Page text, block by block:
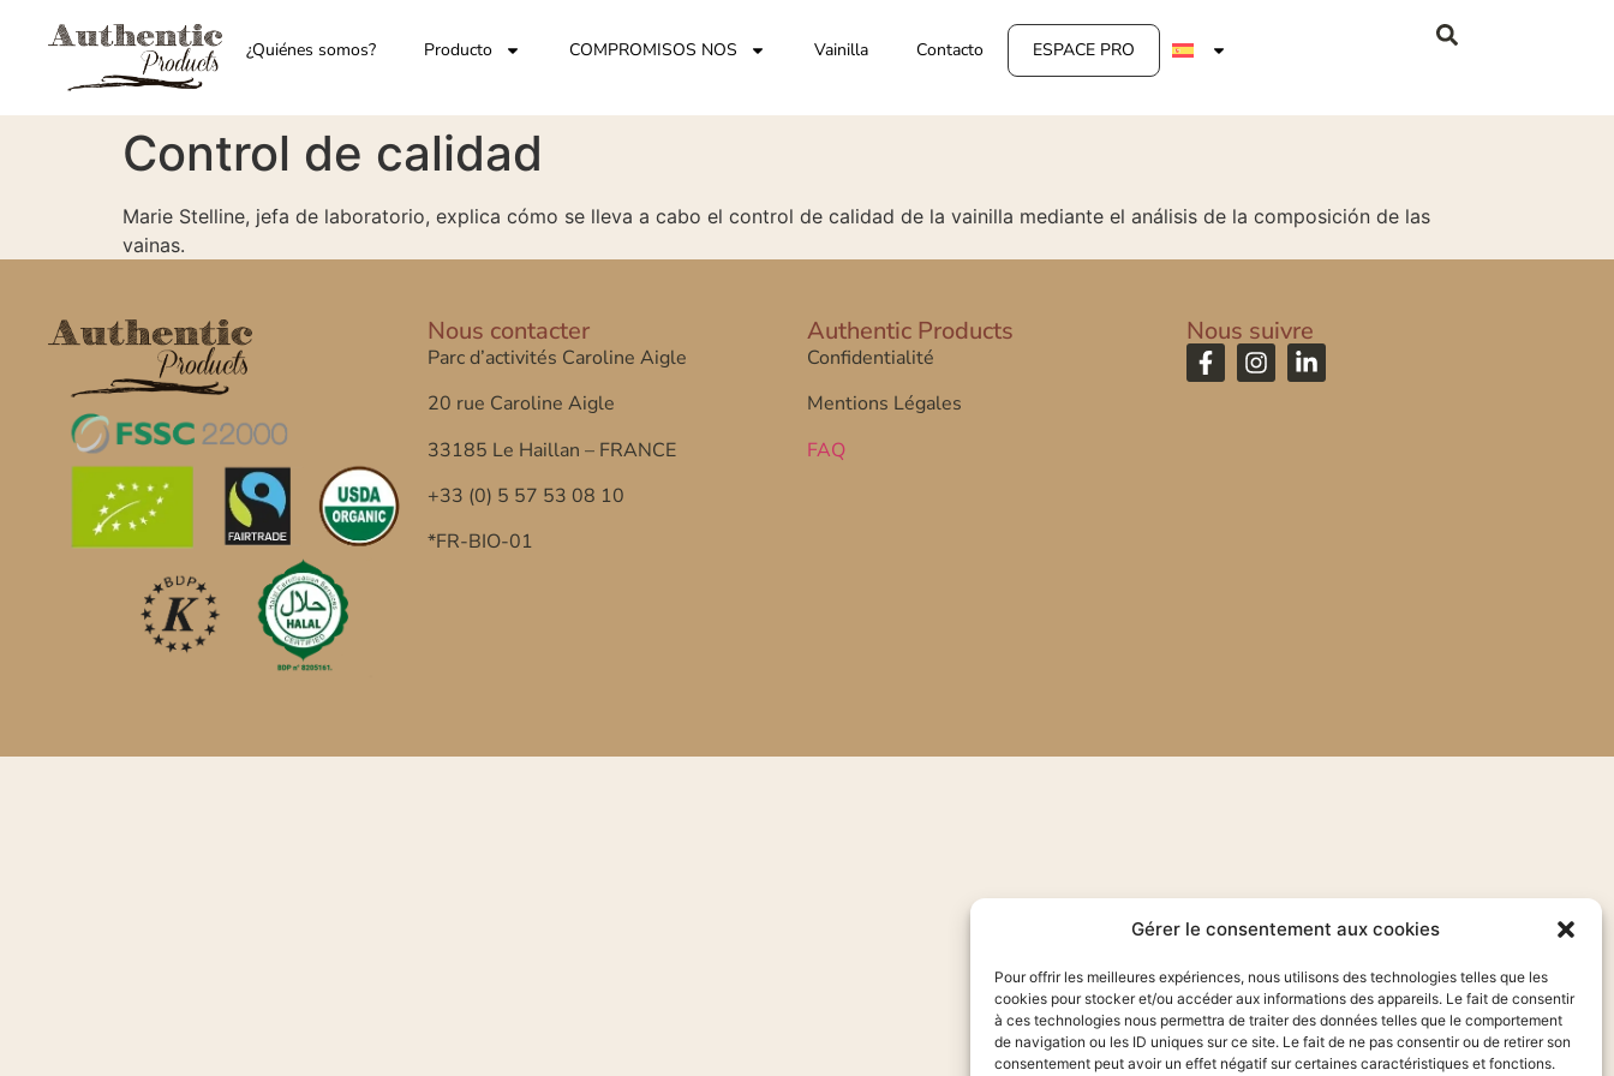
Gérer le consentement aux cookies
Pour offrir les meilleures expériences, nous utilisons des technologies telles que les
cookies pour stocker et/ou accéder aux informations des appareils. Le fait de consentir
à ces technologies nous permettra de traiter des données telles que le comportement
de navigation ou les ID uniques sur ce site. Le fait de ne pas consentir ou de retirer son
consentement peut avoir un effet négatif sur certaines caractéristiques et fonctions.
¿Quiénes somos? Producto COMPROMISOS NOS Vainilla Contacto ESPACE PRO
Control de calidad
Marie Stelline, jefa de laboratorio, explica cómo se lleva a cabo el control de calidad de la vainilla mediante el análisis de la composición de las
vainas.
Nous contacter
Parc d’activités Caroline Aigle
20 rue Caroline Aigle
33185 Le Haillan – FRANCE
+33 (0) 5 57 53 08 10
*FR-BIO-01
Authentic Products
Confidentialité
Mentions Légales
FAQ
Nous suivre